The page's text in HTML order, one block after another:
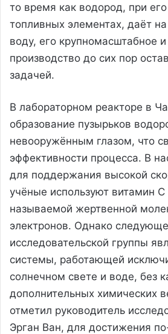
то время как водород, при
топливных элементах, даёт
воду, его крупномасштабное и
производство до сих пор
задачей.
В лабораторном реакторе в
образование пузырьков
невооружённым глазом, что
эффективности процесса. В
для поддержания высокой
учёные используют витамин C
называемой жертвенной
электронов. Однако
исследовательской группы
системы, работающей
солнечном свете и воде, без
дополнительных химических
отметил руководитель
Эрган Ван, для достижения